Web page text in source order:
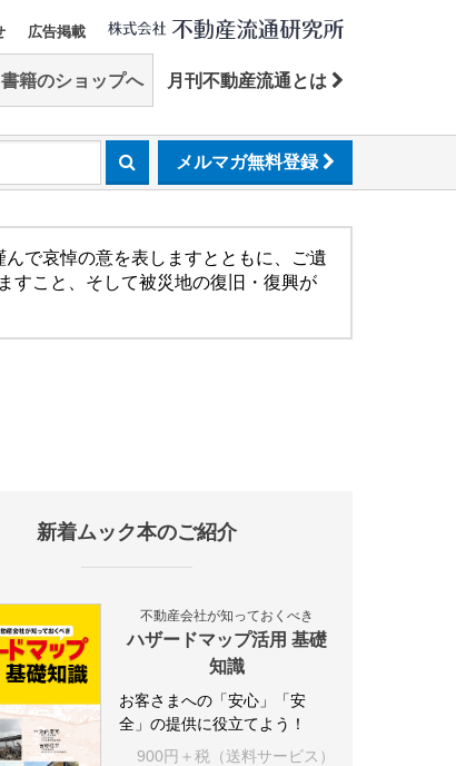
広告掲載
書籍のショップへ 月刊不動産流通とは
メルマガ無料登録
で哀悼の意を表しますとともに、ご遺
すこと、そして被災地の復旧・復興が
新着ムック本のご紹介
不動産会社が知っておくべき
ハザードマップ活用 基礎
知識
お客さまへの「安心」「安
全」の提供に役立てよう！
900円＋税（送料サービス）